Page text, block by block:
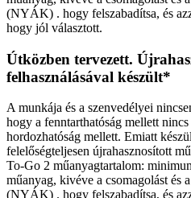
(NYÁK) . hogy felszabadítsa, és
hogy jól választott.
Útközben tervezett.
felhasználásával készült*
A munkája és a szenvedélyei
hogy a fenntarthatóság mellett
hordozhatóság mellett. Emiatt
felelőségteljesen újrahasznosított
To-Go 2 műanyagtartalom:
műanyag, kivéve a csomagolást és
(NYÁK) . hogy felszabadítsa, és